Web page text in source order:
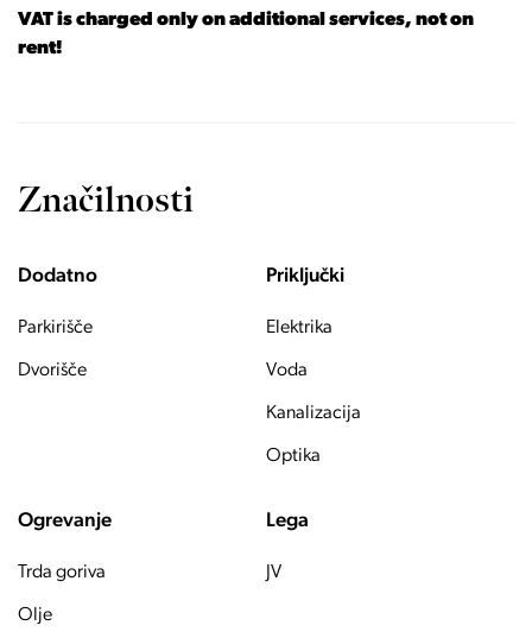
VAT is charged only on additional services, not on
rent!
Značilnosti
Dodatno
Parkirišče
Dvorišče
Priključki
Elektrika
Voda
Kanalizacija
Optika
Ogrevanje
Trda goriva
Olje
Lega
JV